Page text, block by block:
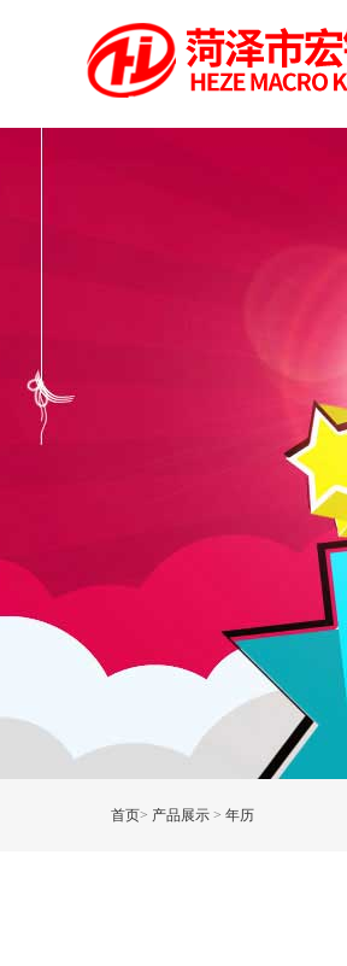
首页> 产品展示 > 年历